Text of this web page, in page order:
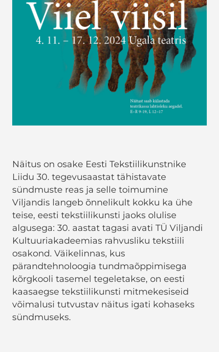
Näitus on osake Eesti Tekstiilikunstnike
Liidu 30. tegevusaastat tähistavate
sündmuste reas ja selle toimumine
Viljandis langeb õnnelikult kokku ka ühe
teise, eesti tekstiilikunsti jaoks olulise
algusega: 30. aastat tagasi avati TÜ Viljandi
Kultuuriakadeemias rahvusliku tekstiili
osakond. Väikelinnas, kus
pärandtehnoloogia tundmaõppimisega
kõrgkooli tasemel tegeletakse, on eesti
kaasaegse tekstiilikunsti mitmekesiseid
võimalusi tutvustav näitus igati kohaseks
sündmuseks.